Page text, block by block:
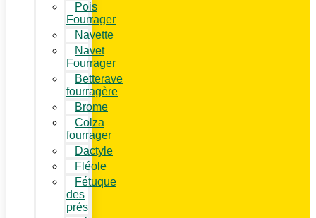
Pois
Fourrager
Navette
Navet
Fourrager
Betterave
fourragère
Brome
Colza
fourrager
Dactyle
Fléole
Fétuque
des
prés